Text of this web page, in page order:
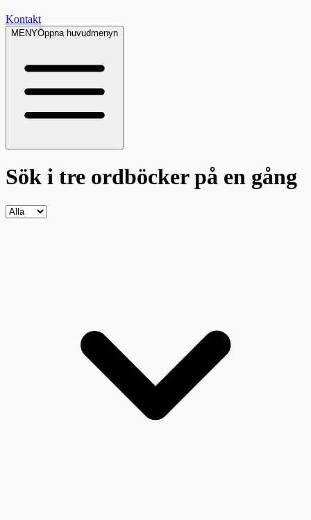
Kontakt
MENYÖppna huvudmenyn
Sök i tre ordböckerpå en gång